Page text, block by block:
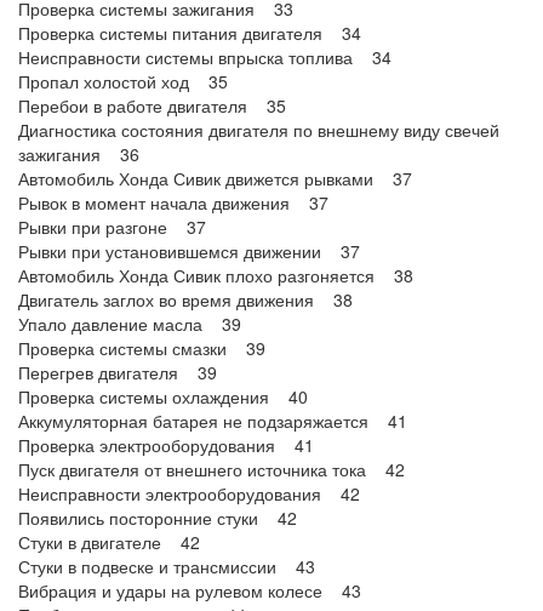
Проверка системы зажигания 33
Проверка системы питания двигателя 34
Неисправности системы впрыска топлива 34
Пропал холостой ход 35
Перебои в работе двигателя 35
Диагностика состояния двигателя по внешнему виду свечей
зажигания 36
Автомобиль Хонда Сивик движется рывками 37
Рывок в момент начала движения 37
Рывки при разгоне 37
Рывки при установившемся движении 37
Автомобиль Хонда Сивик плохо разгоняется 38
Двигатель заглох во время движения 38
Упало давление масла 39
Проверка системы смазки 39
Перегрев двигателя 39
Проверка системы охлаждения 40
Аккумуляторная батарея не подзаряжается 41
Проверка электрооборудования 41
Пуск двигателя от внешнего источника тока 42
Неисправности электрооборудования 42
Появились посторонние стуки 42
Стуки в двигателе 42
Стуки в подвеске и трансмиссии 43
Вибрация и удары на рулевом колесе 43